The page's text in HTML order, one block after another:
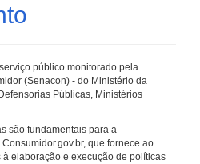
público monitorado pela
(Senacon) - do Ministério da
Públicas, Ministérios
são fundamentais para a
que fornece ao
elaboração e execução de políticas